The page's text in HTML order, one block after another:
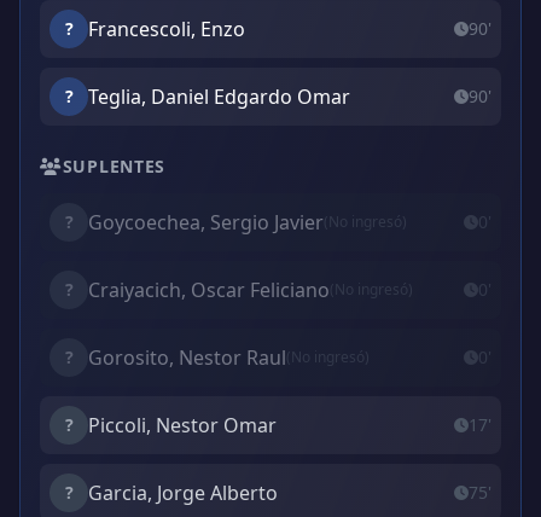
? Francescoli, Enzo 90'
? Teglia, Daniel Edgardo Omar 90'
SUPLENTES
? Goycoechea, Sergio Javier(No ingresó) 0'
? Craiyacich, Oscar Feliciano(No ingresó) 0'
? Gorosito, Nestor Raul(No ingresó) 0'
? Piccoli, Nestor Omar 17'
? Garcia, Jorge Alberto 75'